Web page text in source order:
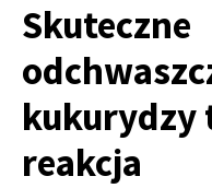
Skuteczne
kukurydzy
reakcja